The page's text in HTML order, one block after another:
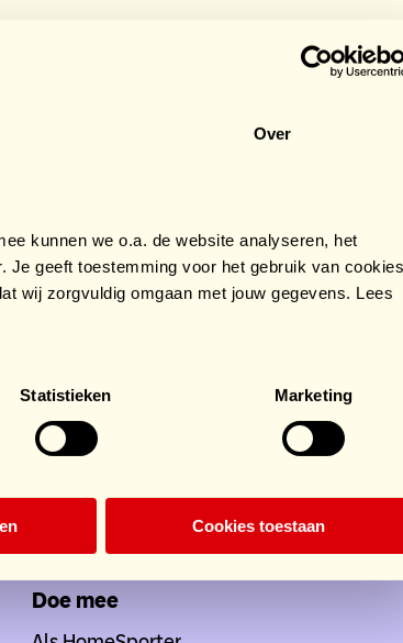
Over
kunnen we o.a. de website analyseren, het
Je geeft toestemming voor het gebruik van cookies
wij zorgvuldig omgaan met jouw gegevens. Lees
Statistieken Marketing
Cookies toestaan
Doe mee